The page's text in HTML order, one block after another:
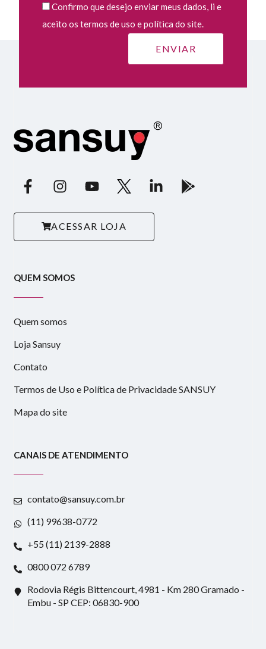
Confirmo que desejo enviar meus dados, li e
aceito os termos de uso e política do site.
ACESSAR LOJA
QUEM SOMOS
Quem somos
Loja Sansuy
Contato
Termos de Uso e Política de Privacidade SANSUY
Mapa do site
CANAIS DE ATENDIMENTO
contato@sansuy.com.br
(11) 99638-0772
+55 (11) 2139-2888
0800 072 6789
Rodovia Régis Bittencourt, 4981 - Km 280 Gramado -
Embu - SP CEP: 06830-900